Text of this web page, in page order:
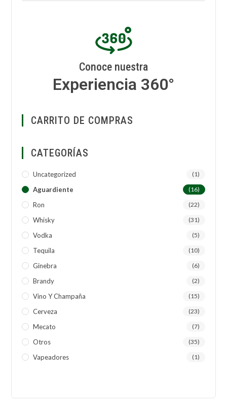
Conoce nuestra
Experiencia 360°
CARRITO DE COMPRAS
CATEGORÍAS
Uncategorized (1)
Aguardiente (16)
Ron (22)
Whisky (31)
Vodka (5)
Tequila (10)
Ginebra (6)
Brandy (2)
Vino Y Champaña (15)
Cerveza (23)
Mecato (7)
Otros (35)
Vapeadores (1)